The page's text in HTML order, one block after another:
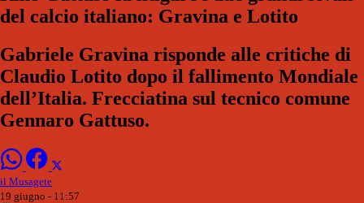
del calcio italiano: Gravina e Lotito
Gabriele Gravina risponde alle critiche di
Claudio Lotito dopo il fallimento Mondiale
dell’Italia. Frecciatina sul tecnico comune
Gennaro Gattuso.
il Musagete
19 giugno - 11:57